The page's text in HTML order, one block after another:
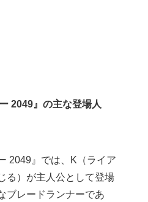
2049』の主な登場人
2049』では、K（ライア
る）が主人公として登場
ブレードランナーであ